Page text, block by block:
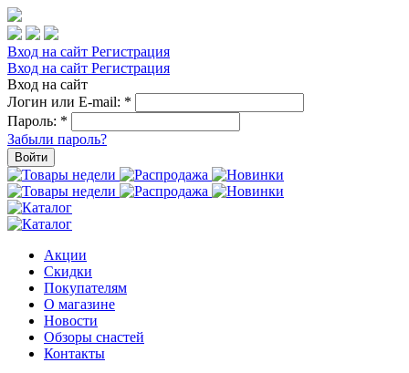
Вход на сайт Регистрация
Вход на сайт Регистрация
Вход на сайт
Логин или E-mail: *
Пароль: *
Забыли пароль?
Войти
Акции
Скидки
Покупателям
О магазине
Новости
Обзоры снастей
Контакты